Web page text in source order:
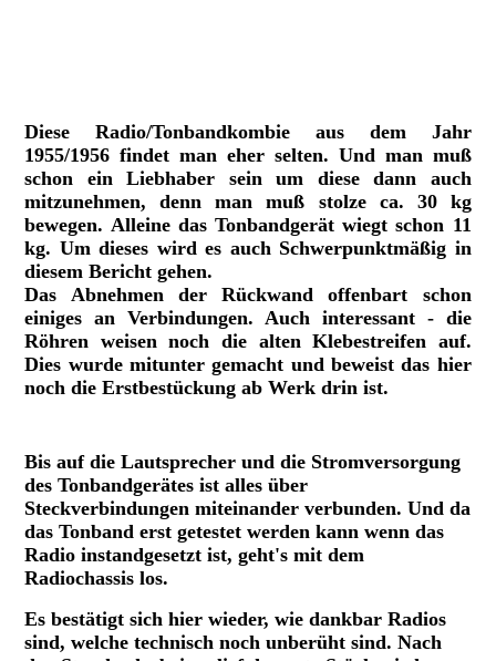
Diese Radio/Tonbandkombie aus dem Jahr
1955/1956 findet man eher selten. Und man muß
schon ein Liebhaber sein um diese dann auch
mitzunehmen, denn man muß stolze ca. 30 kg
bewegen. Alleine das Tonbandgerät wiegt schon 11
kg. Um dieses wird es auch Schwerpunktmäßig in
diesem Bericht gehen.
Das Abnehmen der Rückwand offenbart schon
einiges an Verbindungen. Auch interessant - die
Röhren weisen noch die alten Klebestreifen auf.
Dies wurde mitunter gemacht und beweist das hier
noch die Erstbestückung ab Werk drin ist.
Bis auf die Lautsprecher und die Stromversorgung
des Tonbandgerätes ist alles über
Steckverbindungen miteinander verbunden. Und da
das Tonband erst getestet werden kann wenn das
Radio instandgesetzt ist, geht's mit dem
Radiochassis los.
Es bestätigt sich hier wieder, wie dankbar Radios
sind, welche technisch noch unberüht sind. Nach